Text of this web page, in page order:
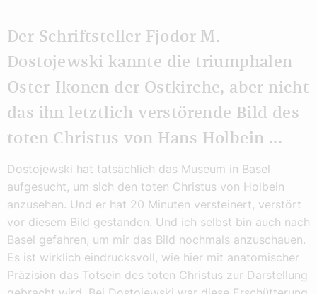
Der Schriftsteller Fjodor M.
Dostojewski kannte die triumphalen
Oster-Ikonen der Ostkirche, aber nicht
das ihn letztlich verstörende Bild des
toten Christus von Hans Holbein ...
Dostojewski hat tatsächlich das Museum in Basel
aufgesucht, um sich den toten Christus von Holbein
anzusehen. Und er hat 20 Minuten versteinert, verstört
vor diesem Bild gestanden. Und ich selbst bin auch nach
Basel gefahren, um mir das Bild nochmals anzuschauen.
Es ist wirklich eindrucksvoll, wie hier mit anatomischer
Präzision das Totsein des toten Christus zur Darstellung